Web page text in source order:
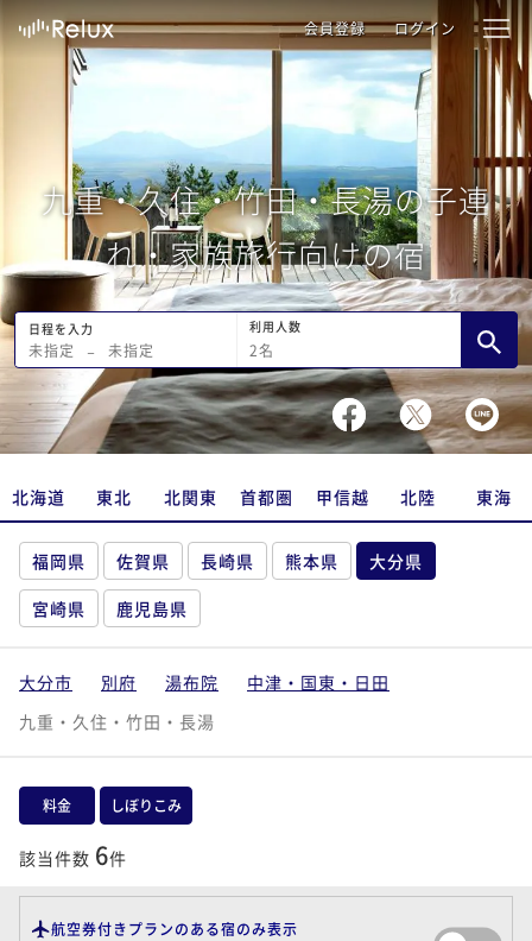
会員登録 ログイン
九重・久住・竹田・長湯の子連
れ・家族旅行向けの宿
日程を入力
未指定 − 未指定
利用人数
2名
北海道 東北 北関東 首都圏 甲信越 北陸 東海
福岡県 佐賀県 長崎県 熊本県
大分県
宮崎県
鹿児島県
大分市 別府 湯布院
中津・国東・日田
九重・久住・竹田・長湯
料金 しぼりこみ
該当件数 6件
航空券付きプランのある宿のみ表示